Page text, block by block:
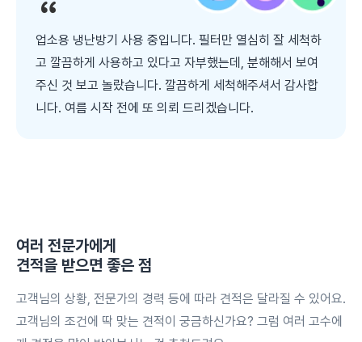
업소용 냉난방기 사용 중입니다. 필터만 열심히 잘 세척하
고 깔끔하게 사용하고 있다고 자부했는데, 분해해서 보여
주신 것 보고 놀랐습니다. 깔끔하게 세척해주셔서 감사합
니다. 여름 시작 전에 또 의뢰 드리겠습니다.
여러 전문가에게
견적을 받으면 좋은 점
고객님의 상황, 전문가의 경력 등에 따라 견적은 달라질 수 있어요.
고객님의 조건에 딱 맞는 견적이 궁금하신가요? 그럼 여러 고수에